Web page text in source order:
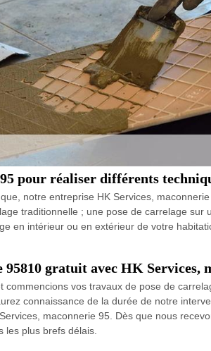
pour réaliser différents
notre entreprise HK Services,
traditionnelle ; une pose de carrelage
en intérieur ou en extérieur de votre
95810 gratuit avec HK Services,
vos travaux de pose de
connaissance de la durée de notre
maconnerie 95. Dès que nous
les plus brefs délais.